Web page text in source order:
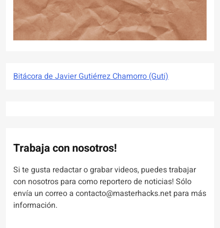
Bitácora de Javier Gutiérrez Chamorro (Guti)
Trabaja con nosotros!
Si te gusta redactar o grabar videos, puedes trabajar
con nosotros para como reportero de noticias! Sólo
envía un correo a contacto@masterhacks.net para más
información.